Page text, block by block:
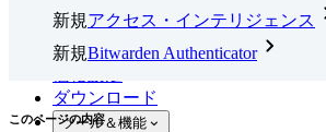
新規アクセス・インテリジェンス
新規Bitwarden Authenticator
ダウンロード
ツール＆機能
このページの内容